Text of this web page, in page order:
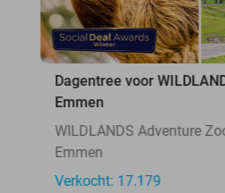
Dagentree voor
Emmen
WILDLANDS Adventure
Emmen
Verkocht: 17.179